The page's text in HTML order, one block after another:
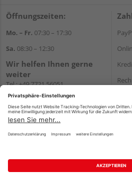
Öffnungszeiten:
Mo. – Fr. 07:30 – 17:30
Sa. 08:30 – 12:30
Wir helfen Ihnen gerne
weiter
Tel.:+49 7721 56051
E-Mail:onlineshop@holzland-
WhatsApp
Impressum AGB